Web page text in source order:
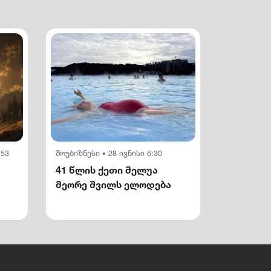
შოუბიზნესი • 28 ივნისი 6:30
41 წლის ქეთი მელუა
მეორე შვილს ელოდება